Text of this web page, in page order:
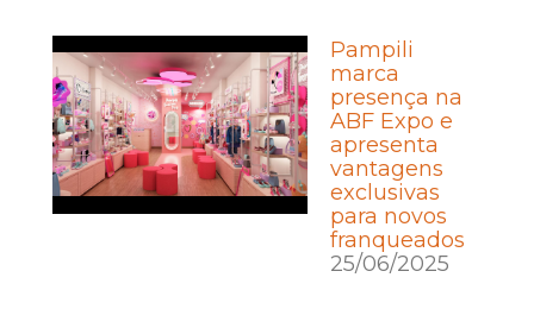
Pampili
marca
presença na
ABF Expo e
apresenta
vantagens
exclusivas
para novos
franqueados
25/06/2025